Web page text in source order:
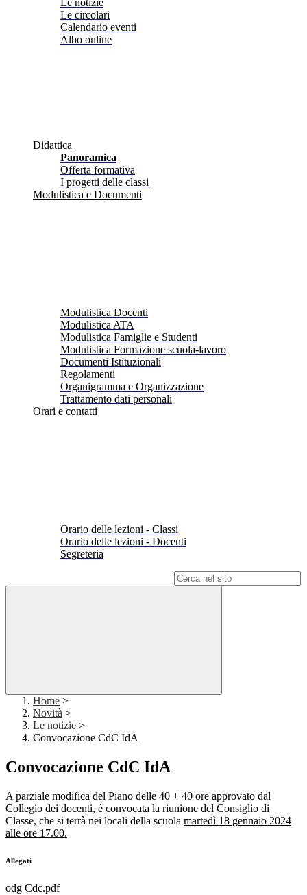
Le notizie
Le circolari
Calendario eventi
Albo online
Didattica
Panoramica
Offerta formativa
I progetti delle classi
Modulistica e Documenti
Modulistica Docenti
Modulistica ATA
Modulistica Famiglie e Studenti
Modulistica Formazione scuola-lavoro
Documenti Istituzionali
Regolamenti
Organigramma e Organizzazione
Trattamento dati personali
Orari e contatti
Orario delle lezioni - Classi
Orario delle lezioni - Docenti
Segreteria
Home >
Novità >
Le notizie >
Convocazione CdC IdA
Convocazione CdC IdA
A parziale modifica del Piano delle 40 + 40 ore approvato dal
Collegio dei docenti, è convocata la riunione del Consiglio di
Classe, che si terrà nei locali della scuola martedì 18 gennaio 2024
alle ore 17.00.
Allegati
odg Cdc.pdf